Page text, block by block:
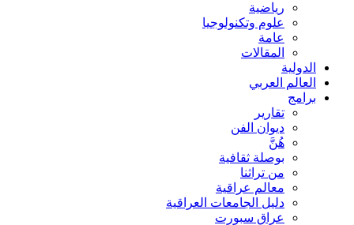
رياضية
علوم وتكنولوجيا
عامة
المقالات
الدولية
العالم العربي
برامج
تقارير
ديوان الفن
هُنَّ
بوصلة ثقافية
من تراثنا
معالم عراقية
دليل الجامعات العراقية
عراق سبورت